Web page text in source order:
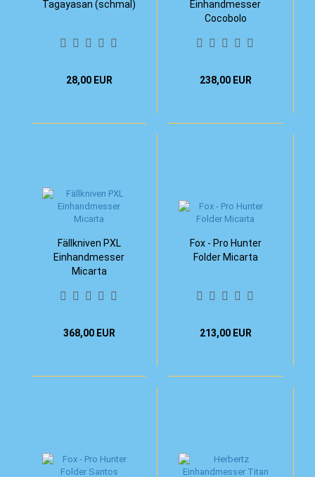
Tagayasan (schmal)
28,00 EUR
Einhandmesser
Cocobolo
238,00 EUR
Fällkniven PXL
Einhandmesser
Micarta
368,00 EUR
Fox - Pro Hunter
Folder Micarta
213,00 EUR